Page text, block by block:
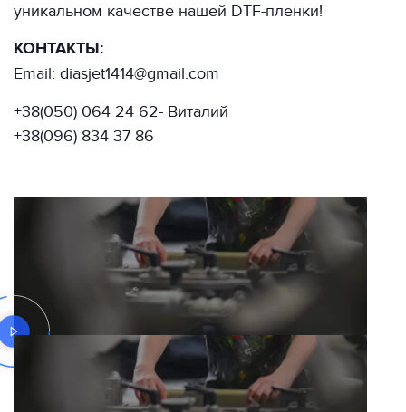
уникальном качестве нашей DTF-пленки!
КОНТАКТЫ:
Email: diasjet1414@gmail.com
+38(050) 064 24 62- Виталий
+38(096) 834 37 86